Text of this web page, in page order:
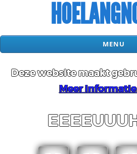
MENU
Deze website maakt
Meer